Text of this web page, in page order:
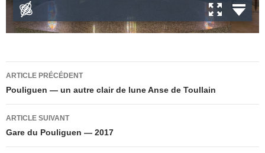
Navigation
des
articles
ARTICLE PRÉCÉDENT
Pouliguen — un autre clair de lune Anse de Toullain
ARTICLE SUIVANT
Gare du Pouliguen — 2017